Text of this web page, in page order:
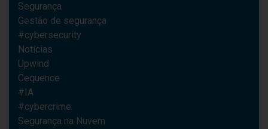
Segurança
Gestão de segurança
#cybersecurity
Notícias
Upwind
Cequence
#IA
#cybercrime
Segurança na Nuvem